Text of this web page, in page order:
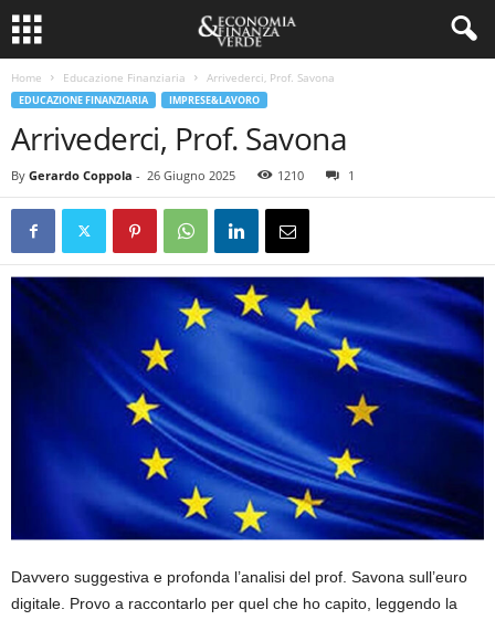
Home Educazione Finanziaria Arrivederci, Prof. Savona
EDUCAZIONE FINANZIARIA IMPRESE&LAVORO
Arrivederci, Prof. Savona
By Gerardo Coppola - 26 Giugno 2025 1210 1
Davvero suggestiva e profonda l’analisi del prof. Savona sull’euro
digitale. Provo a raccontarlo per quel che ho capito, leggendo la